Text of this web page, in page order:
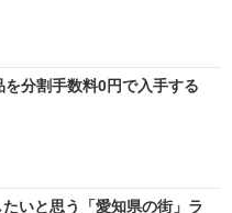
分割手数料0円で入手する
たいと思う「愛知県の街」ラ